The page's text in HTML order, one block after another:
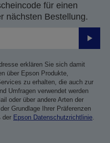
für einen
nächsten Bestellung.
erklären Sie sich damit
über Epson Produkte,
zu erhalten, die auch zur
Umfragen verwendet werden
oder über andere Arten der
Grundlage Ihrer Präferenzen
der Epson Datenschutzrichtlinie.